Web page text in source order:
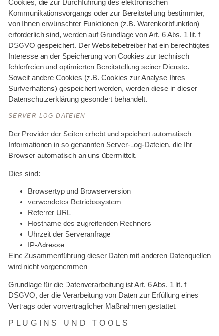
Cookies, die zur Durchführung des elektronischen
Kommunikationsvorgangs oder zur Bereitstellung bestimmter,
von Ihnen erwünschter Funktionen (z.B. Warenkorbfunktion)
erforderlich sind, werden auf Grundlage von Art. 6 Abs. 1 lit. f
DSGVO gespeichert. Der Websitebetreiber hat ein berechtigtes
Interesse an der Speicherung von Cookies zur technisch
fehlerfreien und optimierten Bereitstellung seiner Dienste.
Soweit andere Cookies (z.B. Cookies zur Analyse Ihres
Surfverhaltens) gespeichert werden, werden diese in dieser
Datenschutzerklärung gesondert behandelt.
SERVER-LOG-DATEIEN
Der Provider der Seiten erhebt und speichert automatisch
Informationen in so genannten Server-Log-Dateien, die Ihr
Browser automatisch an uns übermittelt.
Dies sind:
Browsertyp und Browserversion
verwendetes Betriebssystem
Referrer URL
Hostname des zugreifenden Rechners
Uhrzeit der Serveranfrage
IP-Adresse
Eine Zusammenführung dieser Daten mit anderen Datenquellen
wird nicht vorgenommen.
Grundlage für die Datenverarbeitung ist Art. 6 Abs. 1 lit. f
DSGVO, der die Verarbeitung von Daten zur Erfüllung eines
Vertrags oder vorvertraglicher Maßnahmen gestattet.
PLUGINS UND TOOLS